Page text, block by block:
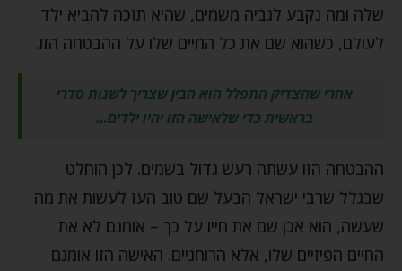
שלה ומה נקבע לגביה משמים, שהיא תזכה להביא ילד
לעולם, כשהוא שם את כל החיים שלו על ההבטחה הזו.
אחרי שהצדיק התפלל הוא הבין שצריך לשנות סדרי
בראשית כדי שלאישה הזו יהיו ילדים…
ההבטחה הזו עשתה רעש גדול בשמים. לכן הוחלט
שבגלל שרבי ישראל הבעל שם טוב העז לעשות את מה
שעשה, הוא אכן שם את חייו על כך – אומנם לא את
החיים הפיזיים שלו, אלא הרוחניים. האישה הזו אומנם